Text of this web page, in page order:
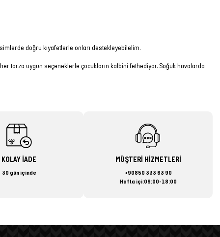
doğru kıyafetlerle onları destekleyebilelim.
tarza uygun seçeneklerle çocukların kalbini fethediyor. Soğuk havalarda
KOLAY İADE
30 gün içinde
MÜŞTERİ HİZMETLERİ
+90850 333 63 90
Hafta içi:09:00-18:00